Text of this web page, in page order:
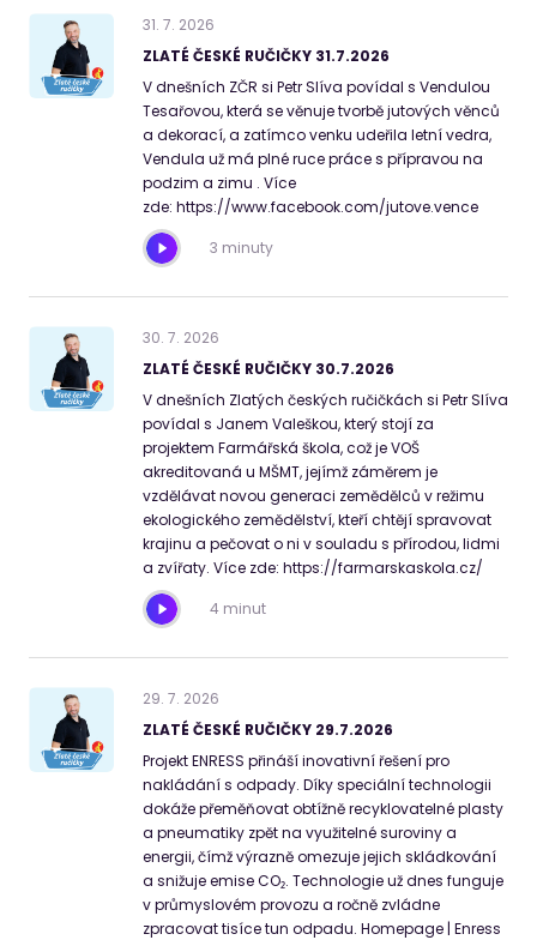
31. 7. 2026
ZLATÉ ČESKÉ RUČIČKY 31.7.2026
V dnešních ZČR si Petr Slíva povídal s Vendulou
Tesařovou, která se věnuje tvorbě jutových věnců
a dekorací, a zatímco venku udeřila letní vedra,
Vendula už má plné ruce práce s přípravou na
podzim a zimu . Více
zde: https://www.facebook.com/jutove.vence
3 minuty
30. 7. 2026
ZLATÉ ČESKÉ RUČIČKY 30.7.2026
V dnešních Zlatých českých ručičkách si Petr Slíva
povídal s Janem Valeškou, který stojí za
projektem Farmářská škola, což je VOŠ
akreditovaná u MŠMT, jejímž záměrem je
vzdělávat novou generaci zemědělců v režimu
ekologického zemědělství, kteří chtějí spravovat
krajinu a pečovat o ni v souladu s přírodou, lidmi
a zvířaty. Více zde: https://farmarskaskola.cz/
4 minut
29. 7. 2026
ZLATÉ ČESKÉ RUČIČKY 29.7.2026
Projekt ENRESS přináší inovativní řešení pro
nakládání s odpady. Díky speciální technologii
dokáže přeměňovat obtížně recyklovatelné plasty
a pneumatiky zpět na využitelné suroviny a
energii, čímž výrazně omezuje jejich skládkování
a snižuje emise CO₂. Technologie už dnes funguje
v průmyslovém provozu a ročně zvládne
zpracovat tisíce tun odpadu. Homepage | Enress